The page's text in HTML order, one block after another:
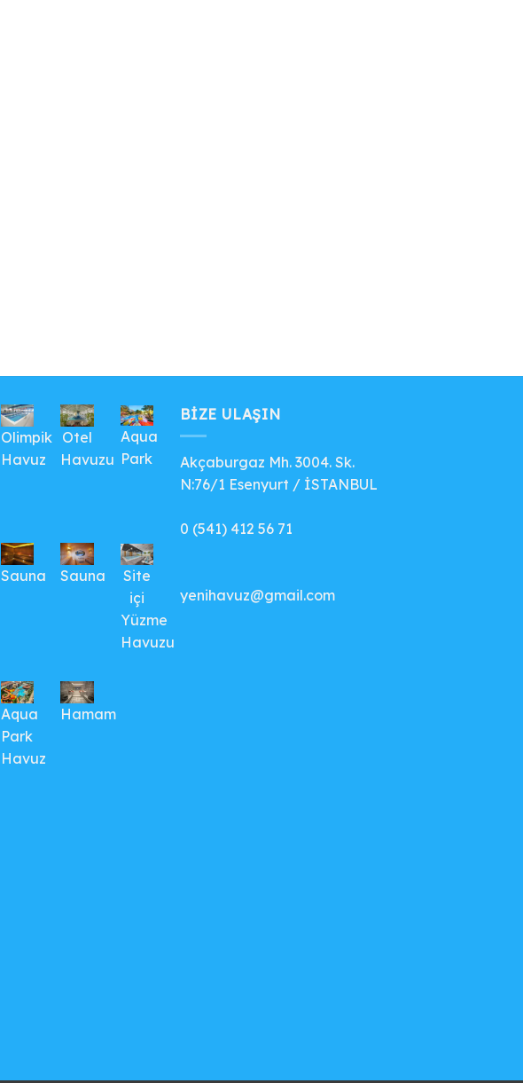
Olimpik
Havuz
Otel
Havuzu
Aqua
Park
Sauna Sauna
Site
içi
Yüzme
Havuzu
Aqua
Park
Havuz
Hamam
BIZE ULAŞIN
Akçaburgaz Mh. 3004. Sk.
N:76/1 Esenyurt / İSTANBUL
0 (541) 412 56 71
yenihavuz@gmail.com